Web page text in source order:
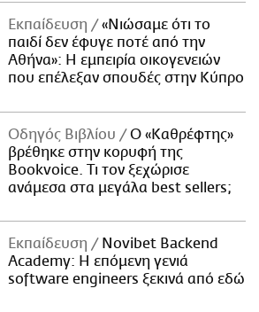
Εκπαίδευση
«Νιώσαμε ότι το
παιδί δεν έφυγε ποτέ από την
Αθήνα»: Η εμπειρία οικογενειών
που επέλεξαν σπουδές στην Κύπρο
Οδηγός Βιβλίου
Ο «Καθρέφτης»
βρέθηκε στην κορυφή της
Bookvoice. Τι τον ξεχώρισε
ανάμεσα στα μεγάλα best sellers;
Εκπαίδευση
Novibet Backend
Academy: Η επόμενη γενιά
software engineers ξεκινά από εδώ